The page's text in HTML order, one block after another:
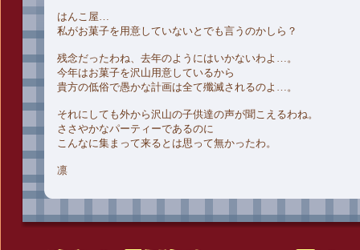
はんこ屋…
私がお菓子を用意していないとでも言うのかしら？
残念だったわね、去年のようにはいかないわよ…。
今年はお菓子を沢山用意しているから
貴方の低俗で愚かな計画は全て殲滅されるのよ…。
それにしても外から沢山の子供達の声が聞こえるわね。
ささやかなパーティーであるのに
こんなに集まって来るとは思って無かったわ。
凛